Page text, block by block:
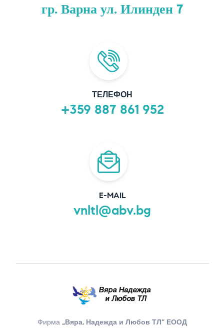
гр. Варна ул. Илинден 7
ТЕЛЕФОН
+359 887 861 952
E-MAIL
vnltl@abv.bg
Фирма „Вяра, Надежда и Любов ТЛ“ ЕООД